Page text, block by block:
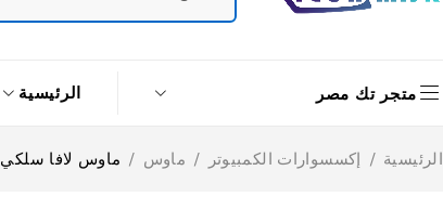
متجر تك مصر الرئيسية
الرئيسية / إكسسوارات الكمبيوتر / ماوس / ماوس لافا سلكي 1000 نقطة في البوصة ST-2